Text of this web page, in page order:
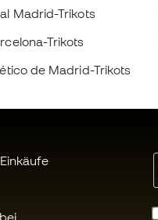
Madrid-Trikots
Trikots
de Madrid-Trikots